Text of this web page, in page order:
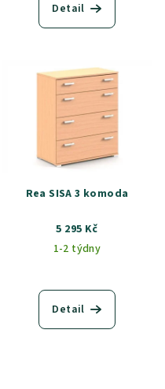
Detail
Rea SISA 3 komoda
5 295 Kč
1-2 týdny
Detail